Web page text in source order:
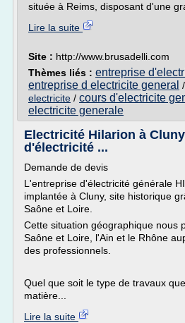
située à Reims, disposant d'une
Lire la suite
Site : http://www.brusadelli.com
Thèmes liés : entreprise
entreprise d electricite general /
electricite / cours d'electricite
electricite generale
Electricité Hilarion à
d'électricité ...
Demande de devis
L'entreprise d'électricité générale
implantée à Cluny, site historique
Saône et Loire.
Cette situation géographique nous
Saône et Loire, l'Ain et le Rhône
des professionnels.
Quel que soit le type de travaux
matière...
Lire la suite